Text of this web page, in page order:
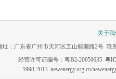
关于
址：广东省广州市天河区五山能源路2号 联
经营许可证编号：粤B2-20050635 粤
1998-2013 newenergy.org.cn/